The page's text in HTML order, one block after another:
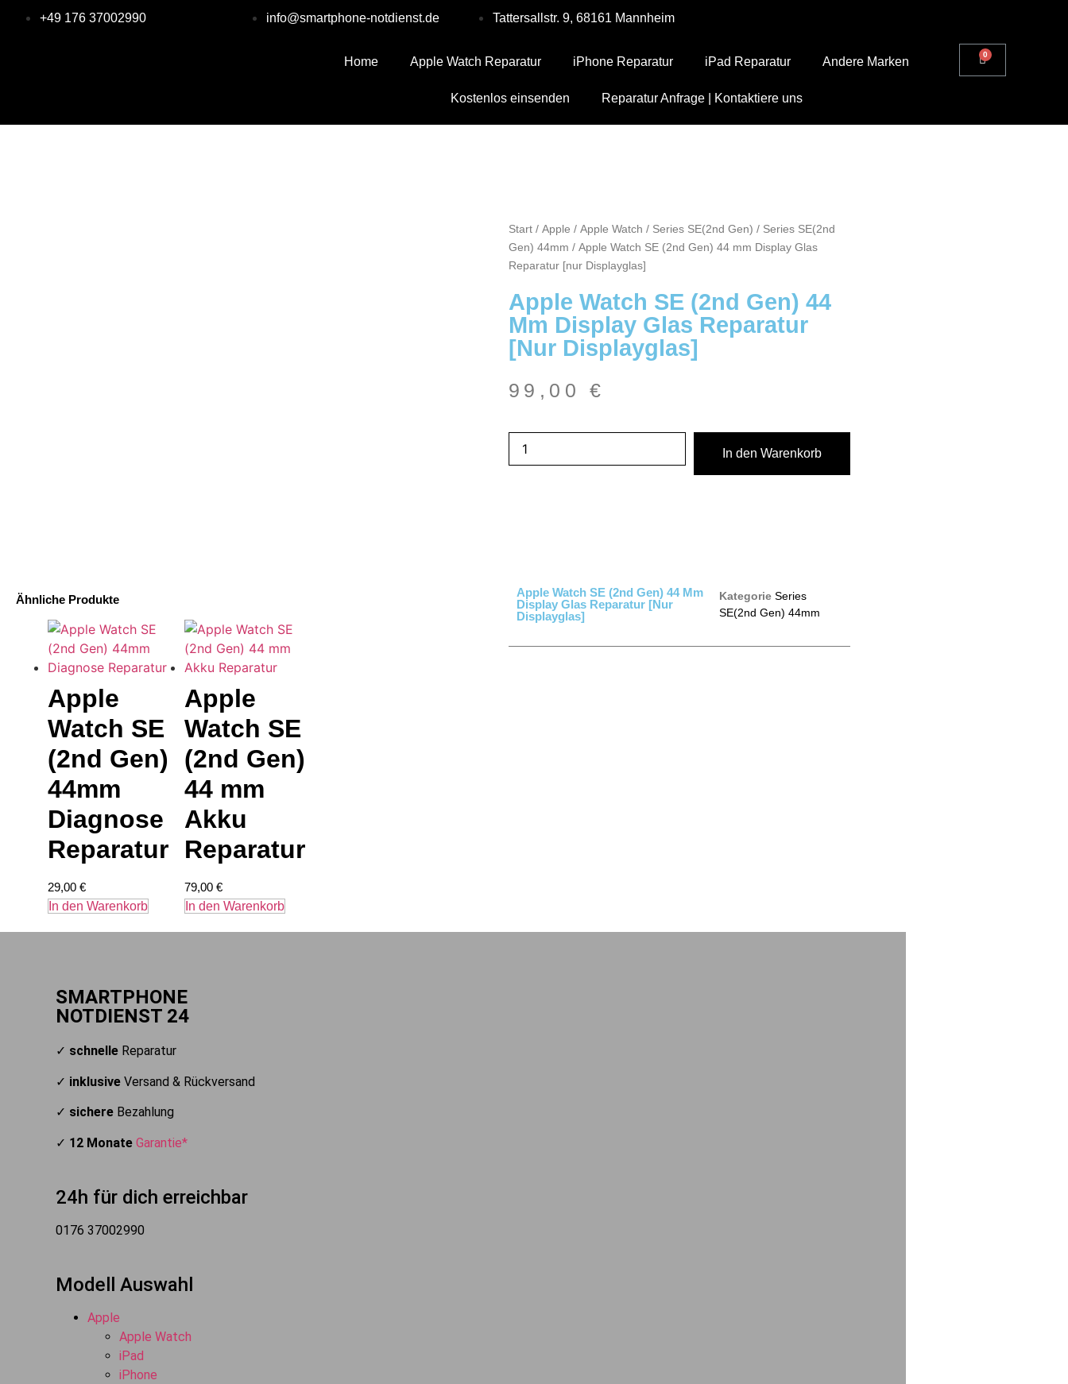
+49 176 37002990 info@smartphone-notdienst.de Tattersallstr. 9, 68161 Mannheim
Home Apple Watch Reparatur iPhone Reparatur iPad Reparatur Andere Marken
Kostenlos einsenden Reparatur Anfrage | Kontaktiere uns
Start / Apple / Apple Watch / Series SE(2nd Gen) / Series SE(2nd
Gen) 44mm / Apple Watch SE (2nd Gen) 44 mm Display Glas
Reparatur [nur Displayglas]
Apple Watch SE (2nd Gen) 44
Mm Display Glas Reparatur
[nur Displayglas]
99,00€
In den Warenkorb
Ähnliche Produkte
Apple
Watch SE
(2nd Gen)
44mm
Diagnose
Reparatur
29,00 €
In den Warenkorb
Apple
Watch SE
(2nd Gen)
44 mm
Akku
Reparatur
79,00 €
In den Warenkorb
Apple Watch SE (2nd Gen) 44 Mm
Display Glas Reparatur [nur
Displayglas]
Kategorie Series
SE(2nd Gen) 44mm
SMARTPHONE
NOTDIENST 24
✓ schnelle Reparatur
✓ inklusive Versand & Rückversand
✓ sichere Bezahlung
✓ 12 Monate Garantie*
24h für dich erreichbar
0176 37002990
Modell Auswahl
Apple
Apple Watch
iPad
iPhone